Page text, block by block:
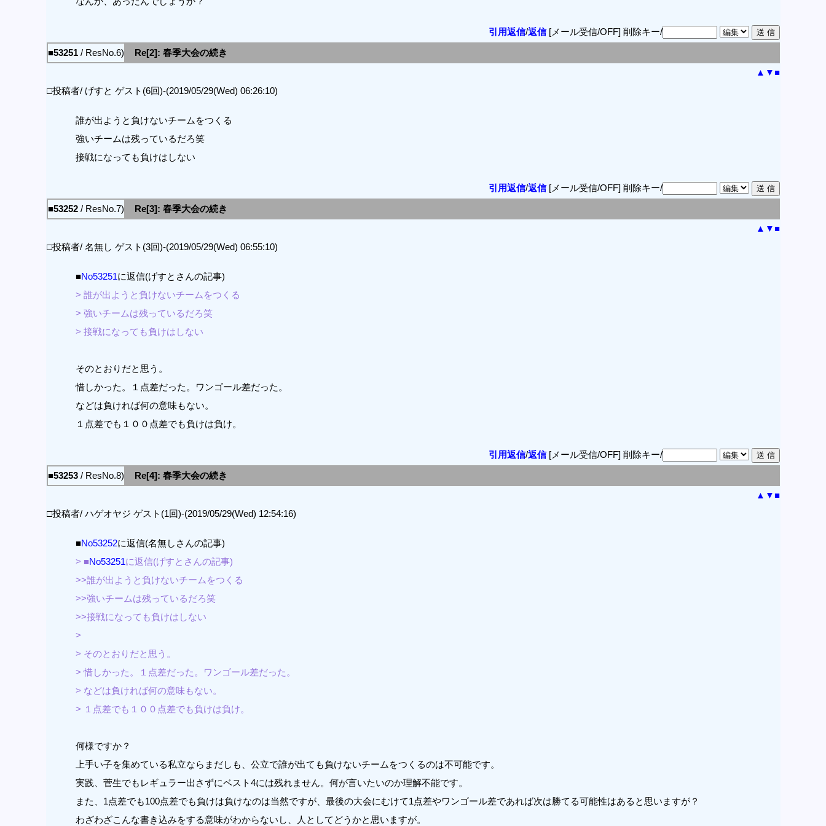
引用返信/返信[メール受信/OFF] 削除キー/
■53251/ ResNo.6)
Re[2]: 春季大会の続き
▲ ▼■
□投稿者/ げすと ゲスト(6回)-(2019/05/29(Wed) 06:26:10)
誰が出ようと負けないチームをつくる
強いチームは残っているだろ笑
接戦になっても負けはしない
引用返信/返信[メール受信/OFF] 削除キー/
■53252/ ResNo.7)
Re[3]: 春季大会の続き
▲ ▼■
□投稿者/ 名無し ゲスト(3回)-(2019/05/29(Wed) 06:55:10)
■No53251に返信(げすとさんの記事)
> 誰が出ようと負けないチームをつくる
> 強いチームは残っているだろ笑
> 接戦になっても負けはしない
そのとおりだと思う。
惜しかった。１点差だった。ワンゴール差だった。
などは負ければ何の意味もない。
１点差でも１００点差でも負けは負け。
引用返信/返信[メール受信/OFF] 削除キー/
■53253/ ResNo.8)
Re[4]: 春季大会の続き
▲ ▼■
□投稿者/ ハゲオヤジ ゲスト(1回)-(2019/05/29(Wed) 12:54:16)
■No53252に返信(名無しさんの記事)
> ■No53251に返信(げすとさんの記事)
>>誰が出ようと負けないチームをつくる
>>強いチームは残っているだろ笑
>>接戦になっても負けはしない
>
> そのとおりだと思う。
> 惜しかった。１点差だった。ワンゴール差だった。
> などは負ければ何の意味もない。
> １点差でも１００点差でも負けは負け。
何様ですか？
上手い子を集めている私立ならまだしも、公立で誰が出ても負けないチームをつくるのは不可能です。
実践、菅生でもレギュラー出さずにベスト4には残れません。何が言いたいのか理解不能です。
また、1点差でも100点差でも負けは負けなのは当然ですが、最後の大会にむけて1点差やワンゴール差であれば次は勝てる可能性はあると思いますが？
わざわざこんな書き込みをする意味がわからないし、人としてどうかと思いますが。